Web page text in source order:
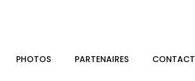
PHOTOS PARTENAIRES CONTACT